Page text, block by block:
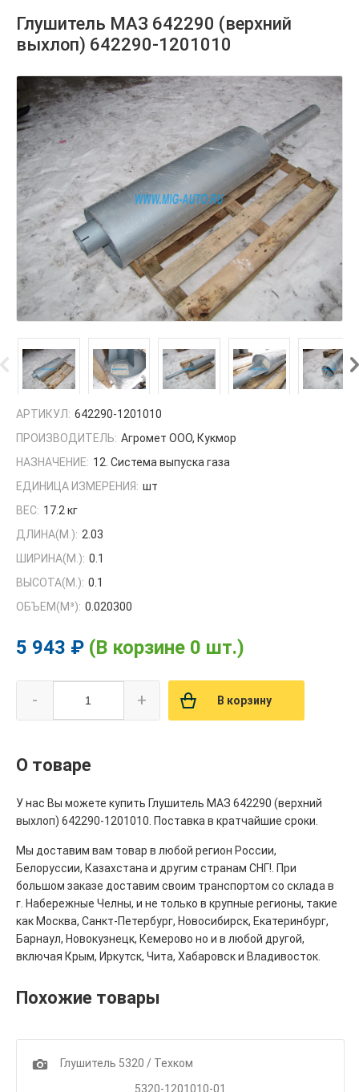
Глушитель МАЗ 642290 (верхний
выхлоп) 642290-1201010
АРТИКУЛ: 642290-1201010
ПРОИЗВОДИТЕЛЬ: Агромет ООО, Кукмор
НАЗНАЧЕНИЕ: 12. Система выпуска газа
ЕДИНИЦА ИЗМЕРЕНИЯ: шт
ВЕС: 17.2 кг
ДЛИНА(М.): 2.03
ШИРИНА(М.): 0.1
ВЫСОТА(М.): 0.1
ОБЪЕМ(M³): 0.020300
5 943 ₽ (В корзине 0 шт.)
- + В корзину
О товаре
У нас Вы можете купить Глушитель МАЗ 642290 (верхний
выхлоп) 642290-1201010. Поставка в кратчайшие сроки.
Мы доставим вам товар в любой регион России,
Белоруссии, Казахстана и другим странам СНГ!. При
большом заказе доставим своим транспортом со склада в
г. Набережные Челны, и не только в крупные регионы, такие
как Москва, Санкт-Петербург, Новосибирск, Екатеринбург,
Барнаул, Новокузнецк, Кемерово но и в любой другой,
включая Крым, Иркутск, Чита, Хабаровск и Владивосток.
Похожие товары
1
Глушитель 5320 / Техком
5320-1201010-01